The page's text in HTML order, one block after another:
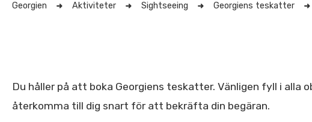
Georgien Aktiviteter Sightseeing Georgiens teskatter
Du håller på att boka Georgiens teskatter. Vänligen fyll i
återkomma till dig snart för att bekräfta din begäran.